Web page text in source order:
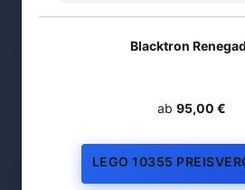
Blacktron
ab 95,00 €
LEGO 10355